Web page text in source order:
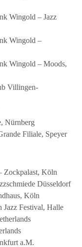
Wingold – Jazz
Wingold –
Wingold – Moods,
Villingen-
Nürnberg
Filiale, Speyer
Zockpalast, Köln
Düsseldorf
Köln
Jazz Festival, Halle
a.M.